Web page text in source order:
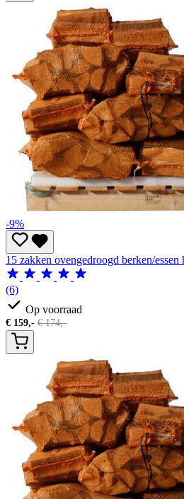
-9%
15 zakken ovengedroogd berken/
(6)
Op voorraad
€ 159,- €174,-